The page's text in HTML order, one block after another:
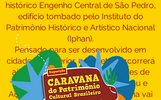
histórico Engenho Central de São Pedro,
edifício tombado pelo Instituto do
Patrimônio Histórico e Artístico Nacional
(Iphan).
Pensado para ser desenvolvido em
cidades do interior, o projeto percorrerá
ainda os municípios maranhenses de
Alto Alegre do Pindaré, Buriticupu e
Açailândia. Em seguida, a caravana vai